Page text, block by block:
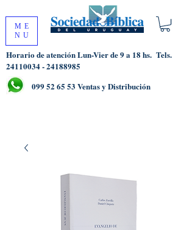
ME
NU
Horario de atención Lun-Vier de 9 a 18 hs. Tels.
24110034 - 24188985
099 52 65 53 Ventas y Distribución